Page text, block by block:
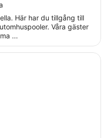
Här har du tillgång till
Våra gäster
...